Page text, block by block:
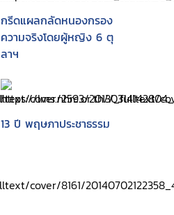
กรีดแผลกลัดหนองกรอง
ความจริงโดยผู้หญิง 6 ตุ
ลาฯ
13 ปี พฤษภาประชาธรรม